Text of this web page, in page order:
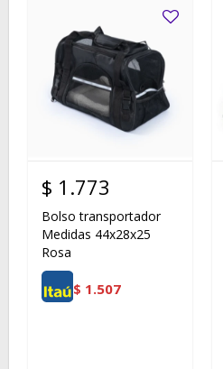
$ 1.773
Bolso transportador
Medidas 44x28x25
Rosa
$ 1.507